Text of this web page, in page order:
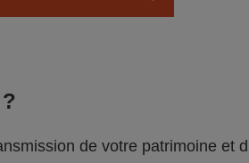
de votre patrimoine et